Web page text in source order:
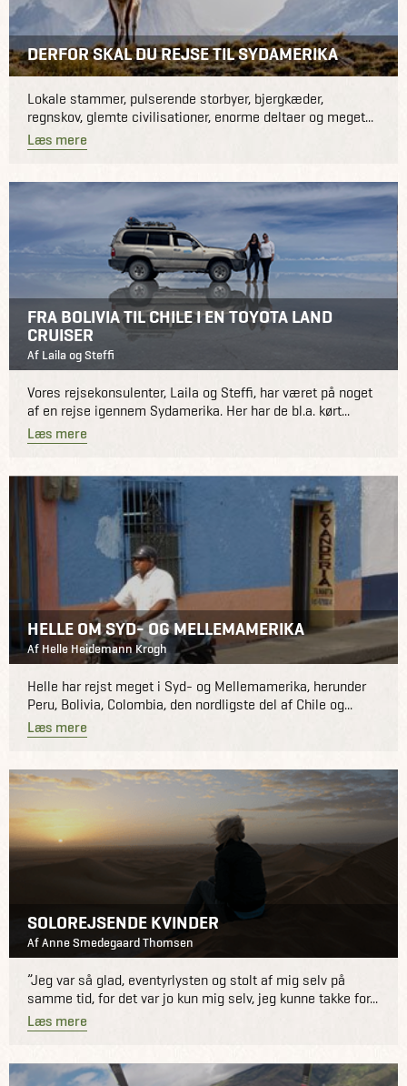
DERFOR SKAL DU REJSE TIL SYDAMERIKA
Lokale stammer, pulserende storbyer, bjergkæder,
regnskov, glemte civilisationer, enorme deltaer og meget...
Læs mere
FRA BOLIVIA TIL CHILE I EN TOYOTA LAND
CRUISER
Af Laila og Steffi
Vores rejsekonsulenter, Laila og Steffi, har været på noget
af en rejse igennem Sydamerika. Her har de bl.a. kørt...
Læs mere
HELLE OM SYD- OG MELLEMAMERIKA
Af Helle Heidemann Krogh
Helle har rejst meget i Syd- og Mellemamerika, herunder
Peru, Bolivia, Colombia, den nordligste del af Chile og...
Læs mere
SOLOREJSENDE KVINDER
Af Anne Smedegaard Thomsen
”Jeg var så glad, eventyrlysten og stolt af mig selv på
samme tid, for det var jo kun mig selv, jeg kunne takke for...
Læs mere